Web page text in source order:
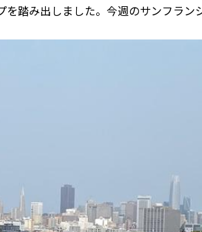
踏み出しました。今週のサンフラン